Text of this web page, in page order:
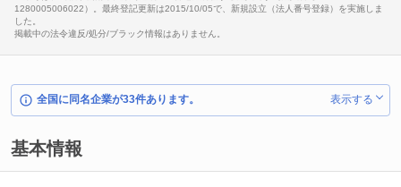
1280005006022）。最終登記更新は2015/10/05で、新規設立（法人番号登録）を実施しま
した。
掲載中の法令違反/処分/ブラック情報はありません。
全国に同名企業が33件あります。 表示する
基本情報